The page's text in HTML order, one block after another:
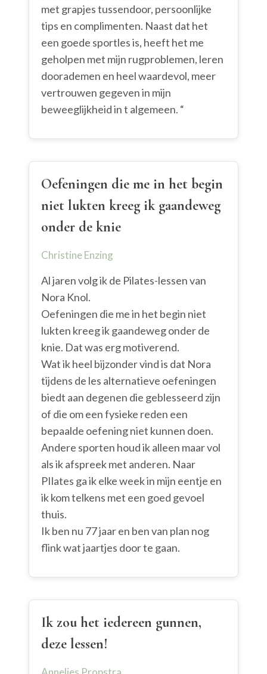
met grapjes tussendoor, persoonlijke
tips en complimenten. Naast dat het
een goede sportles is, heeft het me
geholpen met mijn rugproblemen, leren
doorademen en heel waardevol, meer
vertrouwen gegeven in mijn
beweeglijkheid in t algemeen. “
Oefeningen die me in het begin
niet lukten kreeg ik gaandeweg
onder de knie
Christine Enzing
Al jaren volg ik de Pilates-lessen van
Nora Knol.
Oefeningen die me in het begin niet
lukten kreeg ik gaandeweg onder de
knie. Dat was erg motiverend.
Wat ik heel bijzonder vind is dat Nora
tijdens de les alternatieve oefeningen
biedt aan degenen die geblesseerd zijn
of die om een fysieke reden een
bepaalde oefening niet kunnen doen.
Andere sporten houd ik alleen maar vol
als ik afspreek met anderen. Naar
PIlates ga ik elke week in mijn eentje en
ik kom telkens met een goed gevoel
thuis.
Ik ben nu 77 jaar en ben van plan nog
flink wat jaartjes door te gaan.
Ik zou het iedereen gunnen,
deze lessen!